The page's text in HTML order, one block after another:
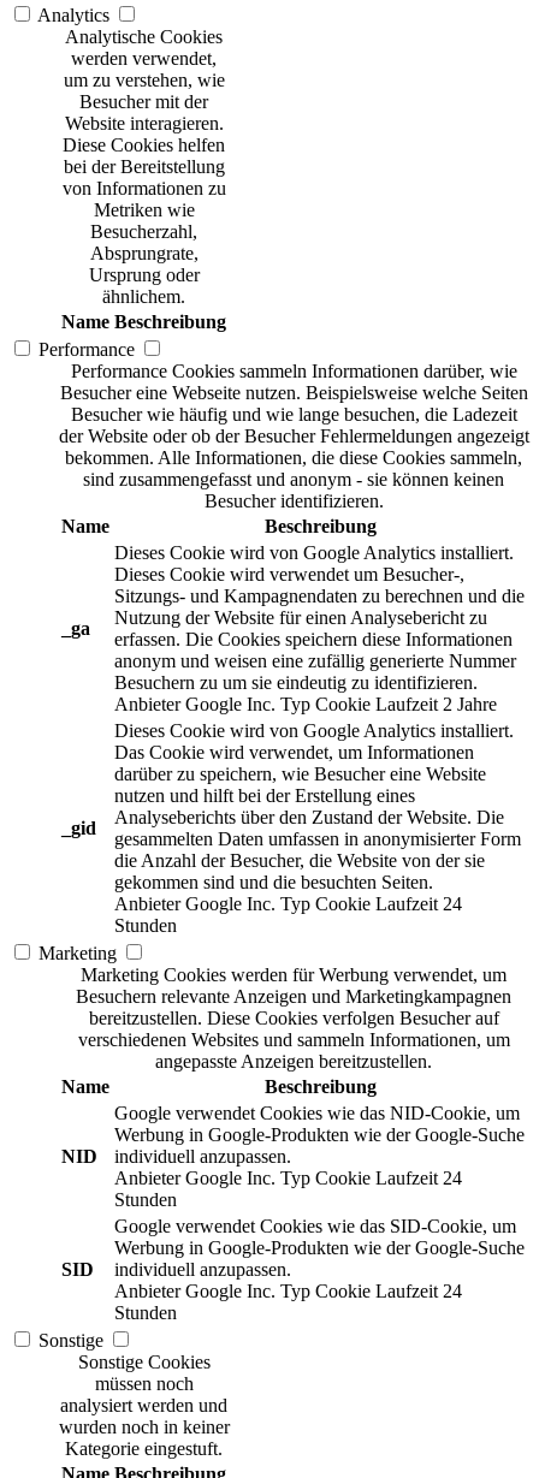
Analytics
Analytische Cookies
werden verwendet,
um zu verstehen, wie
Besucher mit der
Website interagieren.
Diese Cookies helfen
bei der Bereitstellung
von Informationen zu
Metriken wie
Besucherzahl,
Absprungrate,
Ursprung oder
ähnlichem.
Name Beschreibung
Performance
Performance Cookies sammeln Informationen darüber, wie
Besucher eine Webseite nutzen. Beispielsweise welche Seiten
Besucher wie häufig und wie lange besuchen, die Ladezeit
der Website oder ob der Besucher Fehlermeldungen angezeigt
bekommen. Alle Informationen, die diese Cookies sammeln,
sind zusammengefasst und anonym - sie können keinen
Besucher identifizieren.
Name
Beschreibung
_ga
Dieses Cookie wird von Google Analytics installiert.
Dieses Cookie wird verwendet um Besucher-,
Sitzungs- und Kampagnendaten zu berechnen und die
Nutzung der Website für einen Analysebericht zu
erfassen. Die Cookies speichern diese Informationen
anonym und weisen eine zufällig generierte Nummer
Besuchern zu um sie eindeutig zu identifizieren.
Anbieter Google Inc. Typ Cookie Laufzeit 2 Jahre
_gid
Dieses Cookie wird von Google Analytics installiert.
Das Cookie wird verwendet, um Informationen
darüber zu speichern, wie Besucher eine Website
nutzen und hilft bei der Erstellung eines
Analyseberichts über den Zustand der Website. Die
gesammelten Daten umfassen in anonymisierter Form
die Anzahl der Besucher, die Website von der sie
gekommen sind und die besuchten Seiten.
Anbieter Google Inc. Typ Cookie Laufzeit 24
Stunden
Marketing
Marketing Cookies werden für Werbung verwendet, um
Besuchern relevante Anzeigen und Marketingkampagnen
bereitzustellen. Diese Cookies verfolgen Besucher auf
verschiedenen Websites und sammeln Informationen, um
angepasste Anzeigen bereitzustellen.
Name
Beschreibung
NID
Google verwendet Cookies wie das NID-Cookie, um
Werbung in Google-Produkten wie der Google-Suche
individuell anzupassen.
Anbieter Google Inc. Typ Cookie Laufzeit 24
Stunden
SID
Google verwendet Cookies wie das SID-Cookie, um
Werbung in Google-Produkten wie der Google-Suche
individuell anzupassen.
Anbieter Google Inc. Typ Cookie Laufzeit 24
Stunden
Sonstige
Sonstige Cookies
müssen noch
analysiert werden und
wurden noch in keiner
Kategorie eingestuft.
Name Beschreibung